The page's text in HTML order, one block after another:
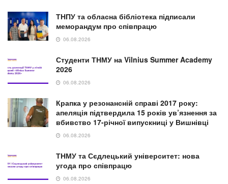
ТНПУ та обласна бібліотека підписали
меморандум про співпрацю
06.08.2026
Студенти ТНМУ на Vilnius Summer Academy
2026
06.08.2026
Крапка у резонансній справі 2017 року:
апеляція підтвердила 15 років ув’язнення за
вбивство 17-річної випускниці у Вишнівці
06.08.2026
ТНМУ та Сєдлецький університет: нова
угода про співпрацю
06.08.2026